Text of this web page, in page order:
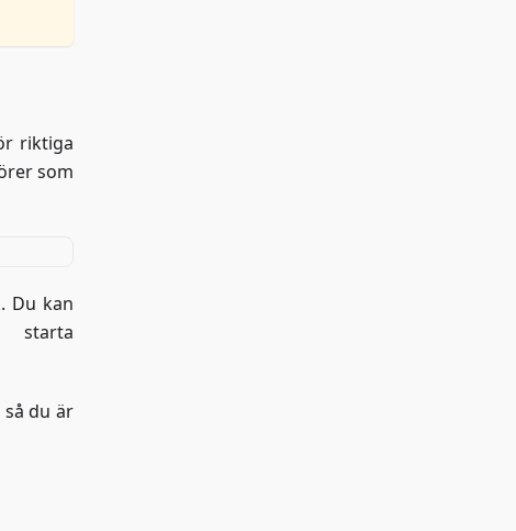
riktiga
som
Du kan
starta
så du är